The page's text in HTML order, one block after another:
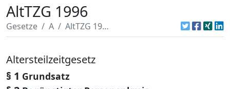
AltTZG 1996
Gesetze A AltTZG 1996
Altersteilzeitgesetz
§ 1 Grundsatz